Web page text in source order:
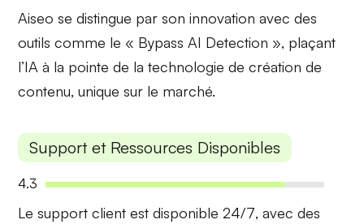
Aiseo se distingue par soninnovation avec des
outils comme le « Bypass AI Detection », plaçant
l’IA à la pointe de la technologie de création de
contenu, unique sur le marché.
Support et Ressources Disponibles
4.3
Le support client estdisponible 24/7, avec des